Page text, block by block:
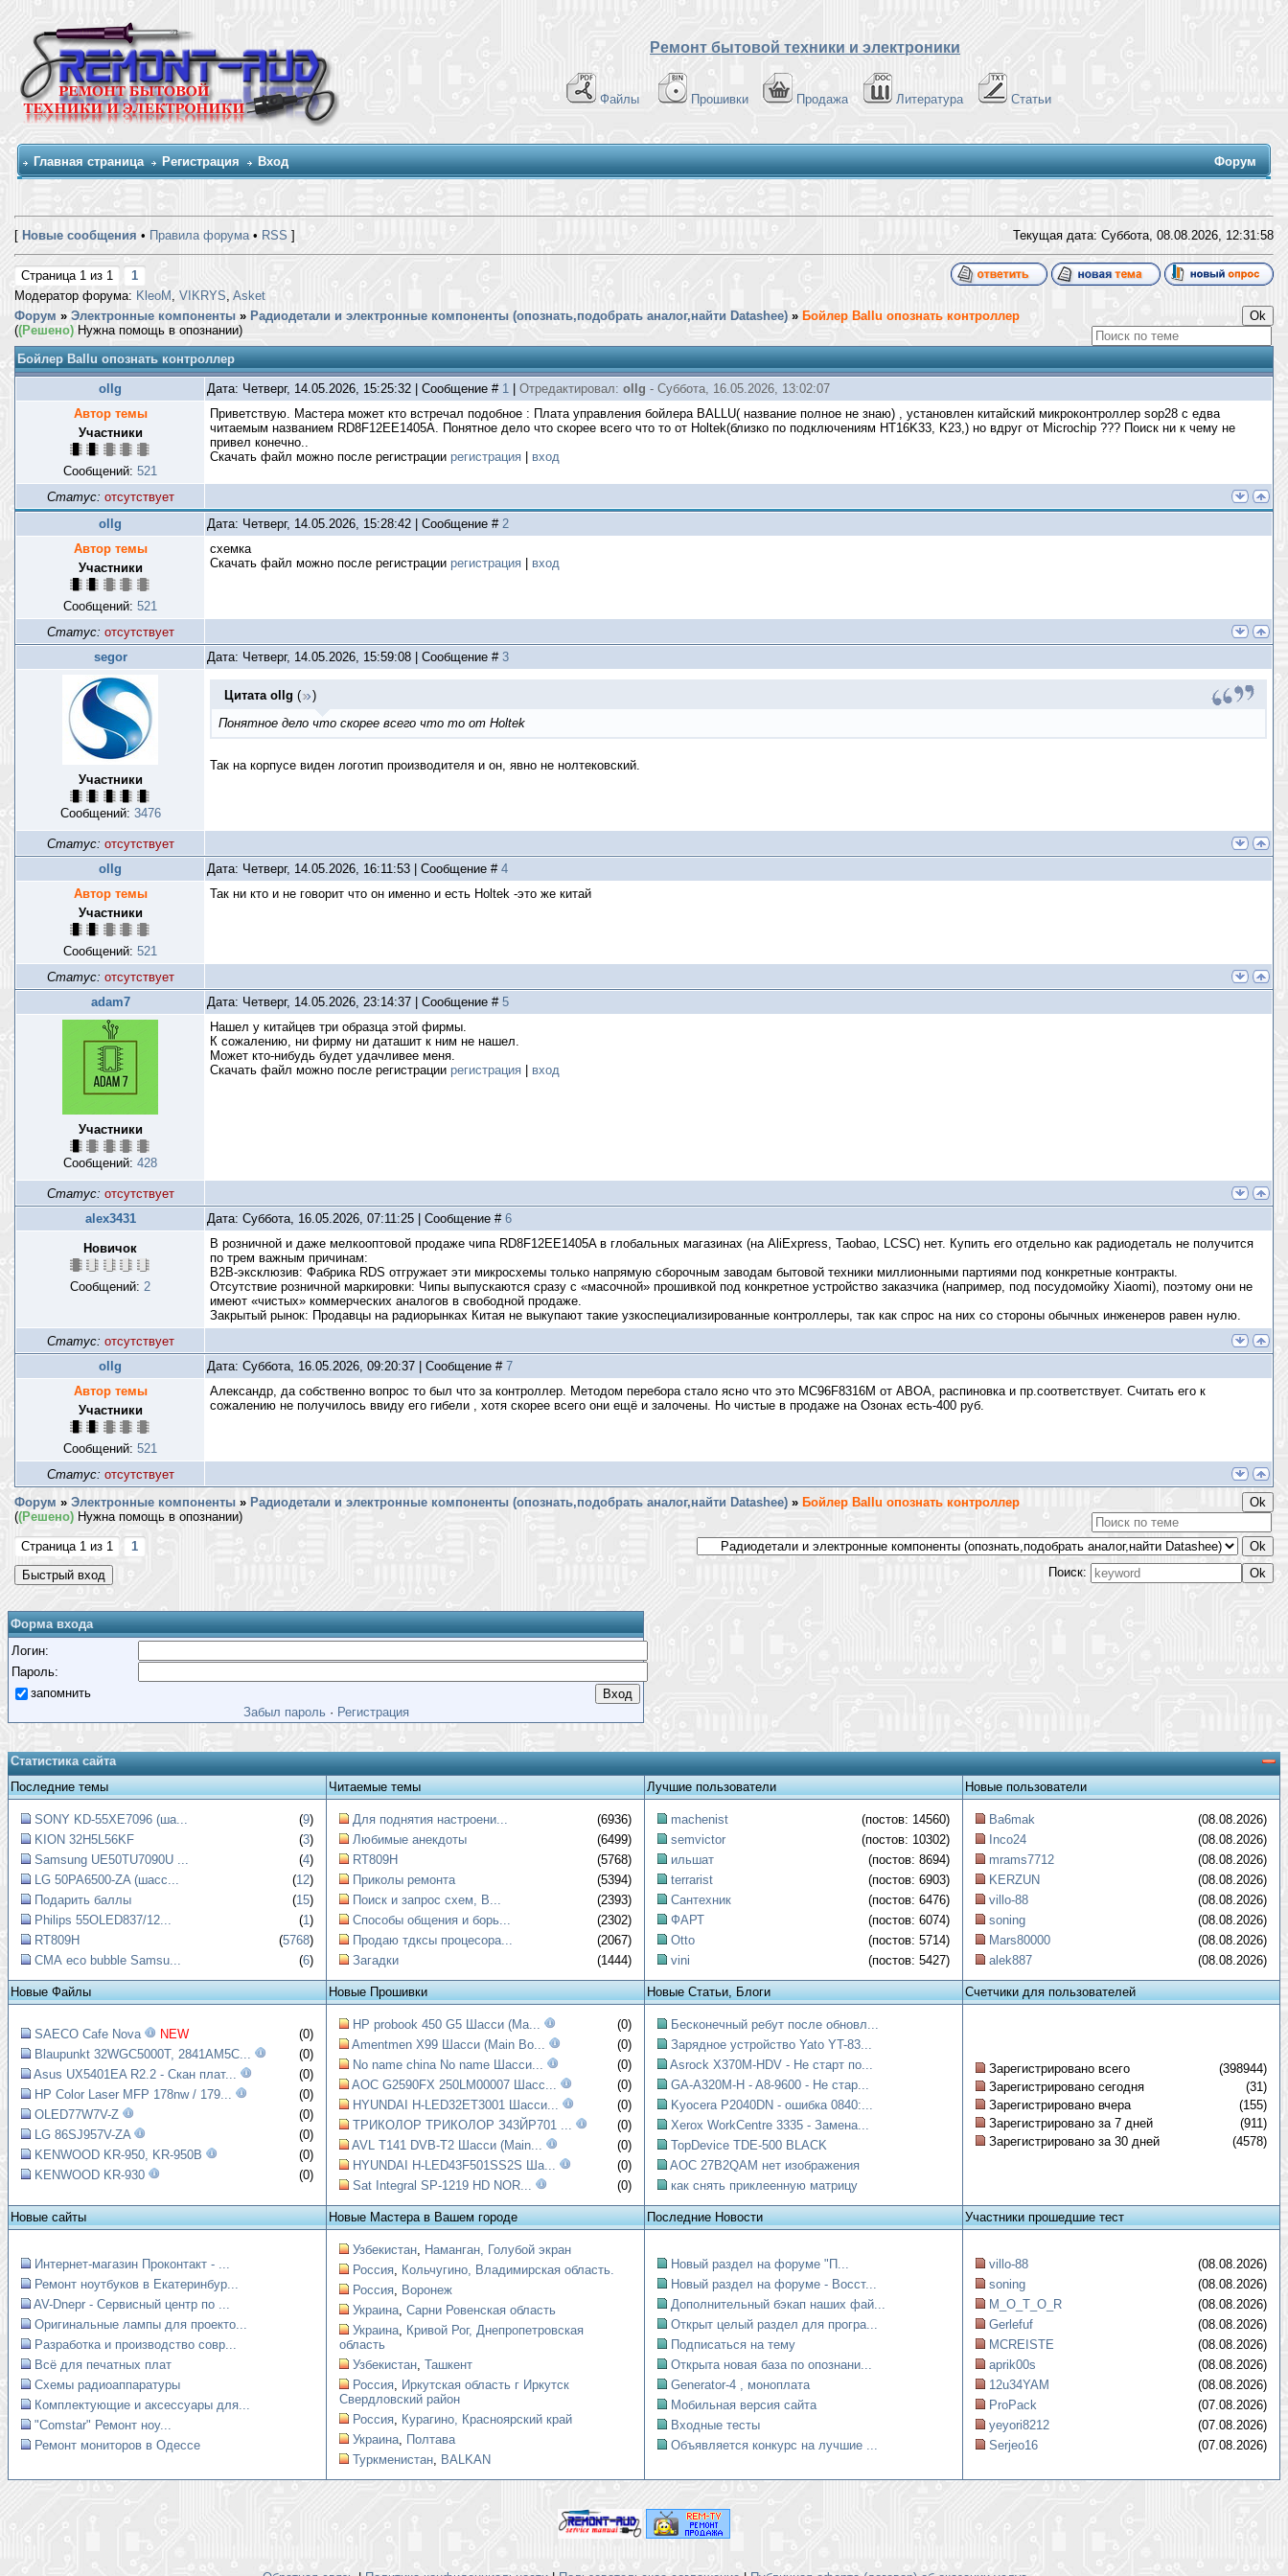
Ремонт бытовой техники и электроники
Файлы Прошивки Продажа Литература Статьи
Главная страница Регистрация Вход Форум
[ Новые сообщения • Правила форума• RSS ] Текущая дата: Суббота, 08.08.2026, 12:31:59
Страница 1 из 1
1
Модератор форума: KleoM , VIKRYS, Asket
Форум » Электронные компоненты » Радиодетали и электронные компоненты (опознать,подобрать аналог,найти Datashee) » Бойлер Ballu опознать контроллер
((Решено) Нужна помощь в опознании)
Бойлер Ballu опознать контроллер
ollg Дата: Четверг, 14.05.2026, 15:25:32 | Сообщение # 1 Отредактировал: ollg - Суббота, 16.05.2026, 13:02:07
Автор темы
Участники
Сообщений: 521
Приветствую. Мастера может кто встречал подобное : Плата управления бойлера BALLU( название полное не знаю) , установлен китайский микроконтроллер sop28 с едва
читаемым названием RD8F12EE1405A. Понятное дело что скорее всего что то от Holtek(близко по подключениям HT16K33, K23,) но вдруг от Microchip ??? Поиск ни к чему не
привел конечно..
Скачать файл можно после регистрации регистрация вход
Статус: отсутствует
ollg
Дата: Четверг, 14.05.2026, 15:28:42 | Сообщение # 2
Автор темы
Участники
Сообщений: 521
схемка
Скачать файл можно после регистрации регистрация вход
Статус: отсутствует
segor
Дата: Четверг, 14.05.2026, 15:59:08 | Сообщение # 3
Участники
Сообщений: 3476
Цитата ollg (
)
Понятное дело что скорее всего что то от Holtek
Так на корпусе виден логотип производителя и он, явно не нолтековский.
Статус: отсутствует
ollg
Дата: Четверг, 14.05.2026, 16:11:53 | Сообщение # 4
Автор темы
Участники
Сообщений: 521
Так ни кто и не говорит что он именно и есть Holtek -это же китай
Статус: отсутствует
adam7
Дата: Четверг, 14.05.2026, 23:14:37 | Сообщение # 5
Участники
Сообщений: 428
Нашел у китайцев три образца этой фирмы.
К сожалению, ни фирму ни даташит к ним не нашел.
Может кто-нибудь будет удачливее меня.
Скачать файл можно после регистрации регистрация вход
Статус: отсутствует
alex3431
Дата: Суббота, 16.05.2026, 07:11:25 | Сообщение # 6
Новичок
Сообщений: 2
В розничной и даже мелкооптовой продаже чипа RD8F12EE1405A в глобальных магазинах (на AliExpress, Taobao, LCSC) нет. Купить его отдельно как радиодеталь не получится
по трем важным причинам:
B2B-эксклюзив: Фабрика RDS отгружает эти микросхемы только напрямую сборочным заводам бытовой техники миллионными партиями под конкретные контракты.
Отсутствие розничной маркировки: Чипы выпускаются сразу с «масочной» прошивкой под конкретное устройство заказчика (например, под посудомойку Xiaomi), поэтому они не
имеют «чистых» коммерческих аналогов в свободной продаже.
Закрытый рынок: Продавцы на радиорынках Китая не выкупают такие узкоспециализированные контроллеры, так как спрос на них со стороны обычных инженеров равен нулю.
Статус: отсутствует
ollg
Дата: Суббота, 16.05.2026, 09:20:37 | Сообщение # 7
Автор темы
Участники
Сообщений: 521
Александр, да собственно вопрос то был что за контроллер. Методом перебора стало ясно что это MC96F8316M от ABOA, распиновка и пр.соответствует. Считать его к
сожалению не получилось ввиду его гибели , хотя скорее всего они ещё и залочены. Но чистые в продаже на Озонах есть-400 руб.
Статус: отсутствует
Форум » Электронные компоненты » Радиодетали и электронные компоненты (опознать,подобрать аналог,найти Datashee) » Бойлер Ballu опознать контроллер
((Решено) Нужна помощь в опознании)
Страница 1 из 1
1
Поиск:
Форма входа
Логин:
Пароль:
запомнить
Забыл пароль · Регистрация
Статистика сайта
Последние темы
Читаемые темы Лучшие пользователи Новые пользователи
SONY KD-55XE7096 (ша... (9)
KION 32H5L56KF
(3)
Samsung UE50TU7090U ...
(4)
LG 50PA6500-ZA (шасс...
(12)
Подарить баллы
(15)
Philips 55OLED837/12...
(1)
RT809H
(5768)
СМА eco bubble Samsu...
(6)
Для поднятия настроени...
(6936)
Любимые анекдоты
(6499)
RT809H
(5768)
Приколы ремонта
(5394)
Поиск и запрос схем, B...
(2393)
Способы общения и борь...
(2302)
Продаю тдксы процесора...
(2067)
Загадки
(1444)
machenist
(постов: 14560)
semvictor
(постов: 10302)
ильшат
(постов: 8694)
terrarist
(постов: 6903)
Сантехник
(постов: 6476)
ФАРТ
(постов: 6074)
Otto
(постов: 5714)
vini
(постов: 5427)
Ba6mak
(08.08.2026)
Inco24
(08.08.2026)
mrams7712
(08.08.2026)
KERZUN
(08.08.2026)
villo-88
(08.08.2026)
soning
(08.08.2026)
Mars80000
(08.08.2026)
alek887
(08.08.2026)
Новые Файлы Новые Прошивки Новые Статьи, Блоги Счетчики для пользователей
SAECO Cafe Nova NEW
(0)
Blaupunkt 32WGC5000T, 2841AM5C...
(0)
Asus UX5401EA R2.2 - Скан плат...
(0)
HP Color Laser MFP 178nw / 179...
(0)
OLED77W7V-Z
(0)
LG 86SJ957V-ZA
(0)
KENWOOD KR-950, KR-950B
(0)
KENWOOD KR-930
(0)
HP probook 450 G5 Шасси (Ma...
(0)
Amentmen X99 Шасси (Main Bo...
(0)
No name china No name Шасси...
(0)
AOC G2590FX 250LM00007 Шасс...
(0)
HYUNDAI H-LED32ET3001 Шасси...
(0)
ТРИКОЛОР ТРИКОЛОР З43ЙР701 ...
(0)
AVL T141 DVB-T2 Шасси (Main...
(0)
HYUNDAI H-LED43F501SS2S Ша...
(0)
Sat Integral SP-1219 HD NOR...
(0)
Бесконечный ребут после обновл...
Зарядное устройство Yato YT-83...
Asrock X370M-HDV - Не старт по...
GA-A320M-H - A8-9600 - Не стар...
Kyocera P2040DN - ошибка 0840:...
Xerox WorkCentre 3335 - Замена...
TopDevice TDE-500 BLACK
AOC 27B2QAM нет изображения
как снять приклеенную матрицу
Зарегистрировано всего
(398944)
Зарегистрировано сегодня
(31)
Зарегистрировано вчера
(155)
Зарегистрировано за 7 дней
(911)
Зарегистрировано за 30 дней
(4578)
Новые сайты Новые Мастера в Вашем городе Последние Новости Участники прошедшие тест
Интернет-магазин Проконтакт - ...
Ремонт ноутбуков в Екатеринбур...
AV-Dnepr - Сервисный центр по ...
Оригинальные лампы для проекто...
Разработка и производство совр...
Всё для печатных плат
Схемы радиоаппаратуры
Комплектующие и аксессуары для...
"Comstar" Ремонт ноу...
Ремонт мониторов в Одессе
Узбекистан, Наманган, Голубой экран
Россия, Кольчугино, Владимирская область.
Россия, Воронеж
Украина, Сарни Ровенская область
Украина, Кривой Рог, Днепропетровская
область
Узбекистан, Ташкент
Россия, Иркутская область г Иркутск
Свердловский район
Россия, Курагино, Красноярский край
Украина, Полтава
Туркменистан, BALKAN
Новый раздел на форуме "П...
Новый раздел на форуме - Восст...
Дополнительный бэкап наших фай...
Открыт целый раздел для програ...
Подписаться на тему
Открыта новая база по опознани...
Generator-4 , моноплата
Мобильная версия сайта
Входные тесты
Объявляется конкурс на лучшие ...
villo-88
(08.08.2026)
soning
(08.08.2026)
M_O_T_O_R
(08.08.2026)
Gerlefuf
(08.08.2026)
MCREISTE
(08.08.2026)
aprik00s
(08.08.2026)
12u34YAM
(08.08.2026)
ProPack
(07.08.2026)
yeyori8212
(07.08.2026)
Serjeo16
(07.08.2026)